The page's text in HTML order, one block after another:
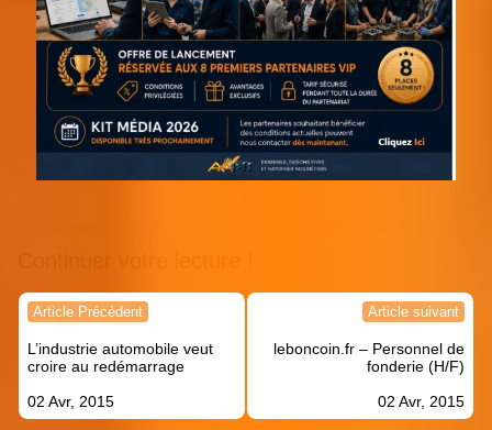
Navigation
l’article
Article Précédent
L’industrie automobile veut
croire au redémarrage
02 Avr, 2015
Article suivant
leboncoin.fr – Personnel de
fonderie (H/F)
02 Avr, 2015